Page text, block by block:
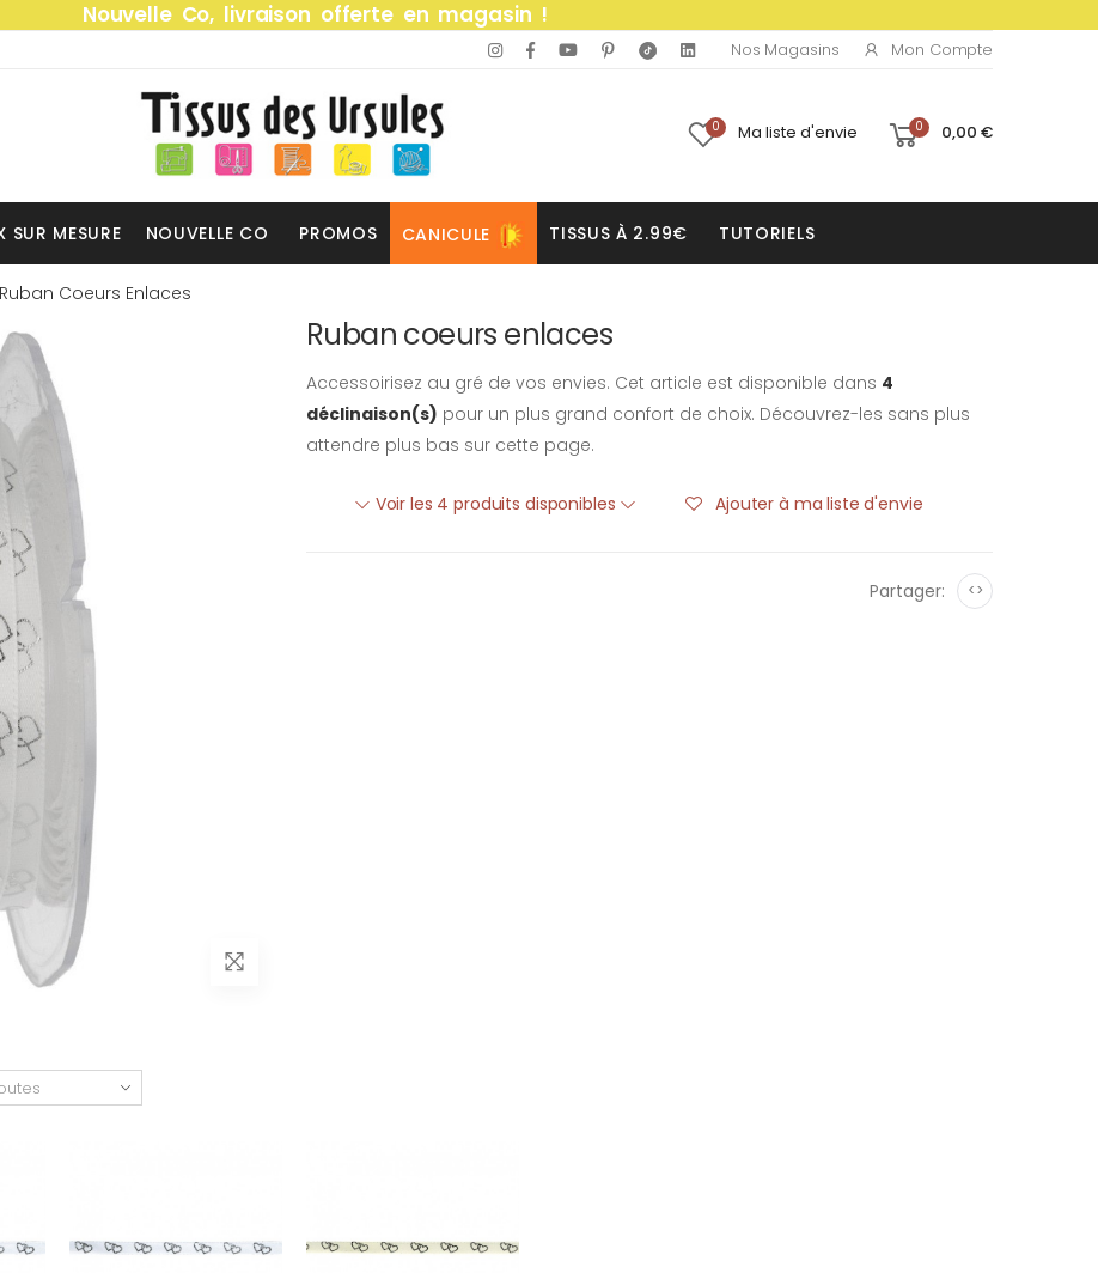
Nouvelle Co, livraison offerte en magasin !
Nos Magasins Mon Compte
0 Ma liste d'envie 0 0,00 €
SUR MESURE NOUVELLE CO PROMOS CANICULE TISSUS À 2.99€ TUTORIELS
Ruban Coeurs Enlaces
Ruban coeurs enlaces
Accessoirisez au gré de vos envies. Cet article est disponible dans 4
déclinaison(s) pour un plus grand confort de choix. Découvrez-les sans plus
attendre plus bas sur cette page.
Voir les 4 produits disponibles Ajouter à ma liste d'envie
Partager: <>